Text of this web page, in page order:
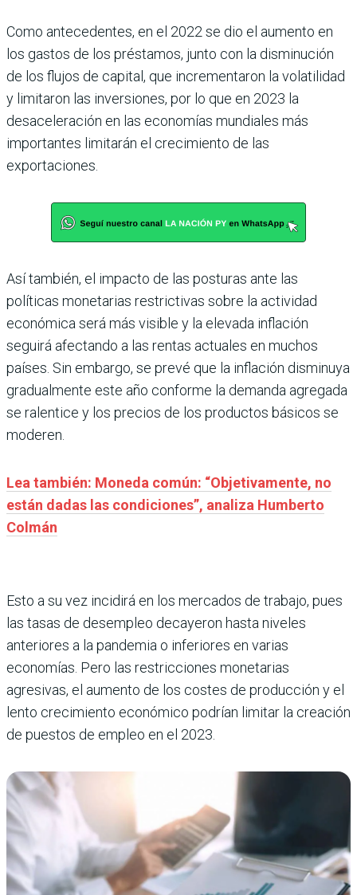
Como antecedentes, en el 2022 se dio el aumento en
los gastos de los préstamos, junto con la disminución
de los flujos de capital, que incrementaron la volatilidad
y limitaron las inversiones, por lo que en 2023 la
desaceleración en las economías mundiales más
importantes limitarán el crecimiento de las
exportaciones.
Así también, el impacto de las posturas ante las
políticas monetarias restrictivas sobre la actividad
económica será más visible y la elevada inflación
seguirá afectando a las rentas actuales en muchos
países. Sin embargo, se prevé que la inflación disminuya
gradualmente este año conforme la demanda agregada
se ralentice y los precios de los productos básicos se
moderen.
Lea también: Moneda común: “Objetivamente, no
están dadas las condiciones”, analiza Humberto
Colmán
Esto a su vez incidirá en los mercados de trabajo, pues
las tasas de desempleo decayeron hasta niveles
anteriores a la pandemia o inferiores en varias
economías. Pero las restricciones monetarias
agresivas, el aumento de los costes de producción y el
lento crecimiento económico podrían limitar la creación
de puestos de empleo en el 2023.